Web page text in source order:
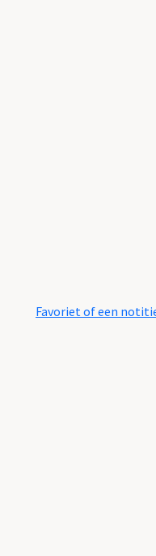
Favoriet of een